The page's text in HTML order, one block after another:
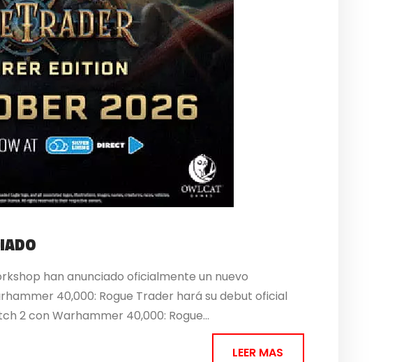
han anunciado oficialmente un nuevo
40,000: Rogue Trader hará su debut oficial
2 con Warhammer 40,000: Rogue...
LEER MAS